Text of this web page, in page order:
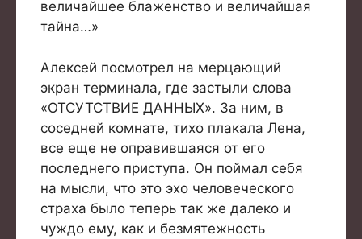
величайшее блаженство и величайшая
тайна…»
Алексей посмотрел на мерцающий
экран терминала, где застыли слова
«ОТСУТСТВИЕ ДАННЫХ». За ним, в
соседней комнате, тихо плакала Лена,
все еще не оправившаяся от его
последнего приступа. Он поймал себя
на мысли, что это эхо человеческого
страха было теперь так же далеко и
чуждо ему, как и безмятежность